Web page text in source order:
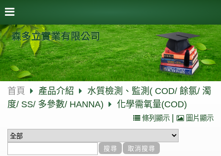
森多立實業有限公司
首頁 產品介紹
水質檢測、監測( COD/ 餘氯/ 濁
度/ SS/ 多參數/ HANNA)
化學需氧量(COD)
條列顯示 圖片顯示